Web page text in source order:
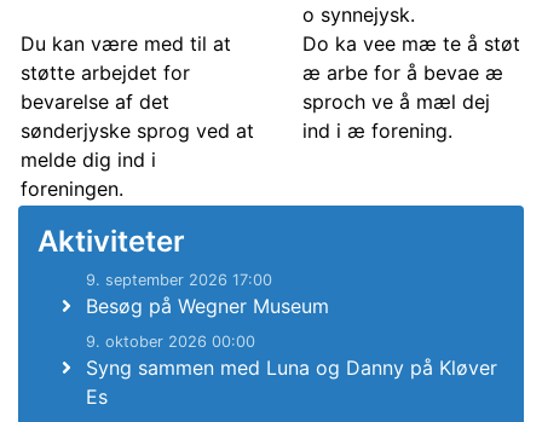
Du kan være med til at
støtte arbejdet for
bevarelse af det
sønderjyske sprog ved at
melde dig ind i
foreningen.
o synnejysk.
Do ka vee mæ te å støt
æ arbe for å bevae æ
sproch ve å mæl dej
ind i æ forening.
Aktiviteter
9. september 2026 17:00
Besøg på Wegner Museum
9. oktober 2026 00:00
Syng sammen med Luna og Danny på Kløver
Es